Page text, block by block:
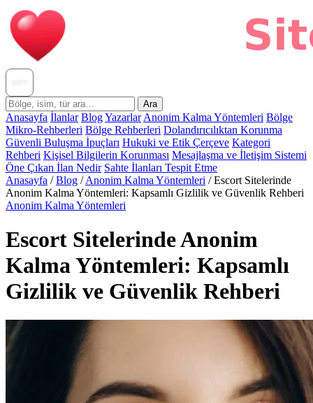
Ara
Anasayfa İlanlar BlogYazarlar Anonim Kalma Yöntemleri Bölge
Mikro-Rehberleri Bölge Rehberleri Dolandırıcılıktan Korunma
Güvenli Buluşma İpuçları Hukuki ve Etik Çerçeve Kategori
Rehberi Kişisel Bilgilerin Korunması Mesajlaşma ve İletişim Sistemi
Öne Çıkan İlan Nedir Sahte İlanları Tespit Etme
Anasayfa / Blog / Anonim Kalma Yöntemleri / Escort Sitelerinde
Anonim Kalma Yöntemleri: Kapsamlı Gizlilik ve Güvenlik Rehberi
Anonim Kalma Yöntemleri
Escort Sitelerinde Anonim
Kalma Yöntemleri: Kapsamlı
Gizlilik ve Güvenlik Rehberi